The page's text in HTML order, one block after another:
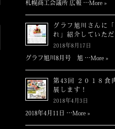
札幌商工会議所 広報 …More »
グラフ旭川さんに
れ」紹介していただ
2018年8月17日
グラフ旭川8月号 旭 …More »
第43回 ２０１８食
展します！
2018年4月3日
2018年4月11日 …More »